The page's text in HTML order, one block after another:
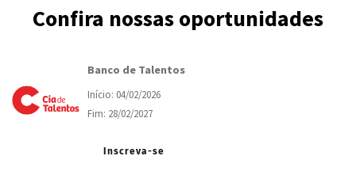
Confira nossas oportunidades
Banco de Talentos
Início: 04/02/2026
Fim: 28/02/2027
Inscreva-se